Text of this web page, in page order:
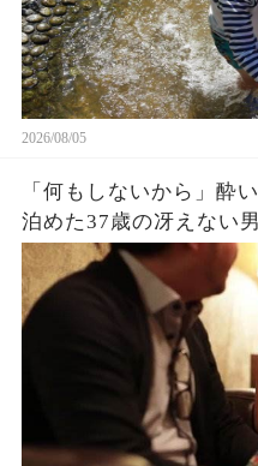
2026/08/05
「何もしないから」酔
泊めた37歳の冴えない
うなるとは思っていなか